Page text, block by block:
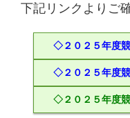
下記リンクよりご
◇２０２５年度
◇２０２５年度
◇２０２５年度競